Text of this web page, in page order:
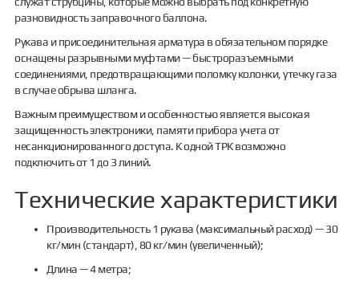
разновидность заправочного баллона.
Рукава и присоединительная арматура в обязательном порядке
оснащены разрывными муфтами — быстроразъемными
соединениями, предотвращающими поломку колонки, утечку газа
в случае обрыва шланга.
Важным преимуществом и особенностью является высокая
защищенность электроники, памяти прибора учета от
несанкционированного доступа. К одной ТРК возможно
подключить от 1 до 3 линий.
Технические характеристики
Производительность 1 рукава (максимальный расход) — 30
кг/мин (стандарт), 80 кг/мин (увеличенный);
Длина — 4 метра;